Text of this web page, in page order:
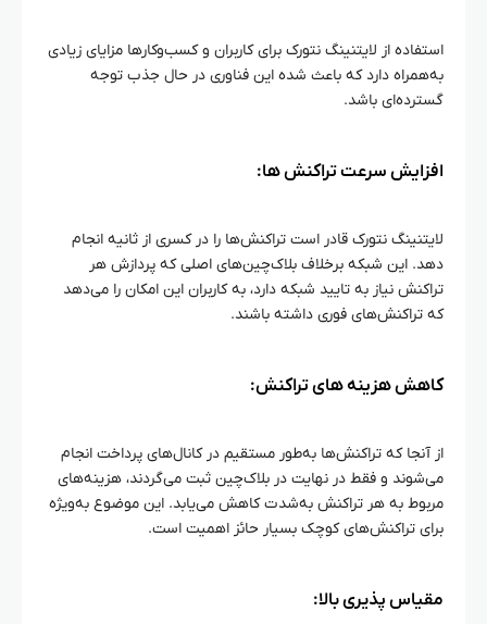
استفاده از لایتنینگ نتورک برای کاربران و کسب‌وکارها مزایای زیادی
به‌همراه دارد که باعث شده این فناوری در حال جذب توجه
گسترده‌ای باشد.
افزایش سرعت تراکنش‌ ها:
لایتنینگ نتورک قادر است تراکنش‌ها را در کسری از ثانیه انجام
دهد. این شبکه برخلاف بلاک‌چین‌های اصلی که پردازش هر
تراکنش نیاز به تایید شبکه دارد، به کاربران این امکان را می‌دهد
که تراکنش‌های فوری داشته باشند.
کاهش هزینه‌ های تراکنش:
از آنجا که تراکنش‌ها به‌طور مستقیم در کانال‌های پرداخت انجام
می‌شوند و فقط در نهایت در بلاک‌چین ثبت می‌گردند، هزینه‌های
مربوط به هر تراکنش به‌شدت کاهش می‌یابد. این موضوع به‌ویژه
برای تراکنش‌های کوچک بسیار حائز اهمیت است.
مقیاس‌ پذیری بالا: